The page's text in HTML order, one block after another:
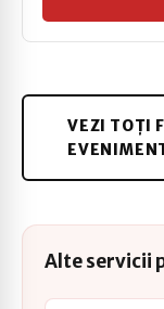
VEZI TOȚI
Alte servicii